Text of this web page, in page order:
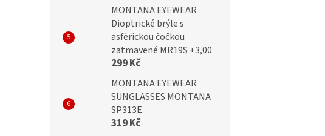
MONTANA EYEWEAR
Dioptrické brýle s
asférickou čočkou
zatmavené MR19S +3,00
299 Kč
MONTANA EYEWEAR
SUNGLASSES MONTANA
SP313E
319 Kč